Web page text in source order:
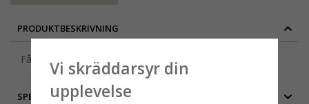
PRODUKTBESKRIVNING
Fågelsång, tyg på metervara, blå/vit, 150 cm
SPECIFIKATION
Vi skräddarsyr din
upplevelse